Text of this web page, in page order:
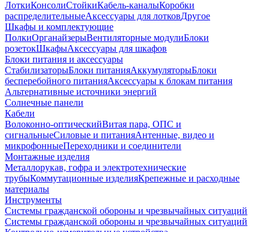
ЛоткиКонсолиСтойкиКабель-каналыКоробки
распределительныеАксессуары для лотковДругое
Шкафы и комплектующие
ПолкиОрганайзерыВентиляторные модулиБлоки
розетокШкафыАксессуары для шкафов
Блоки питания и аксессуары
СтабилизаторыБлоки питанияАккумуляторыБлоки
бесперебойного питанияАксессуары к блокам питания
Альтернативные источники энергий
Солнечные панели
Кабели
Волоконно-оптическийВитая пара, ОПС и
сигнальныеСиловые и питанияАнтенные, видео и
микрофонныеПереходники и соединители
Монтажные изделия
Металлорукав, гофра и электротехнические
трубыКоммутационные изделияКрепежные и расходные
материалы
Инструменты
Системы гражданской обороны и чрезвычайных ситуаций
Системы гражданской обороны и чрезвычайных ситуаций